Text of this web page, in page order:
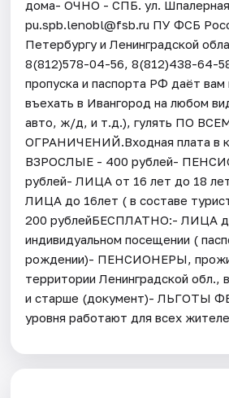
дома- ОЧНО - СПБ. ул.
pu.spb.lenobl@fsb.ru ПУ ФСБ
Петербургу и Ленинградской
8(812)578-04-56, 8(812)438-64-
пропуска и паспорта РФ даёт
въехать в Ивангород на любом
авто, ж/д, и т.д.), гулять ПО
ОГРАНИЧЕНИЙ.Входная плата в
ВЗРОСЛЫЕ - 400 рублей-
рублей- ЛИЦА от 16 лет до 18
ЛИЦА до 16лет ( в составе
200 рублейБЕСПЛАТНО:- ЛИЦА
индивидуальном посещении (
рождении)- ПЕНСИОНЕРЫ,
территории Ленинградской обл.,
и старше (документ)- ЛЬГОТЫ
уровня работают для всех